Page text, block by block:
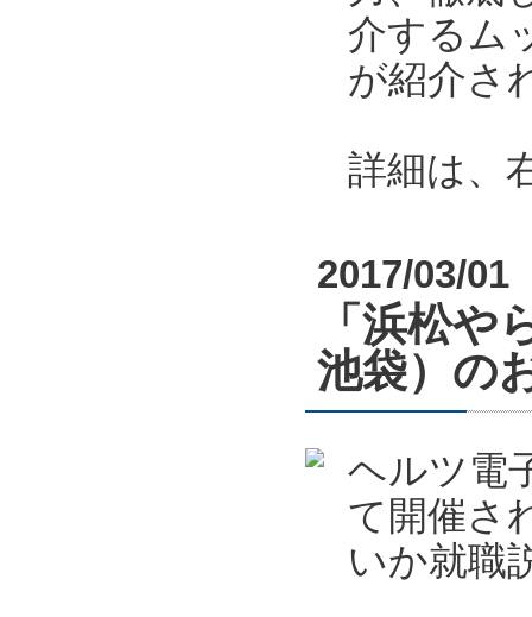
介するム
が紹介さ
詳細は、
2017/03/01
「浜松
池袋）の
ヘルツ電
て開催さ
いか就職